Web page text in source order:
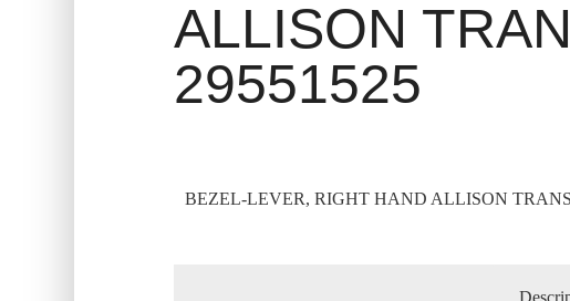
ALLISON
29551525
BEZEL-LEVER, RIGHT HAND ALLISON